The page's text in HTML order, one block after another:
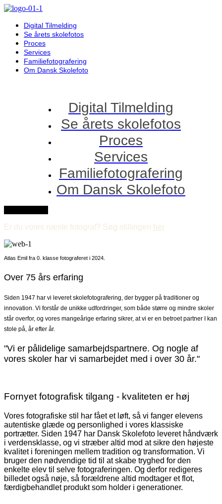
Digital Tilmelding
Se årets skolefotos
Proces
Services
Familiefotografering
Om Dansk Skolefoto
Digital Tilmelding
Se årets skolefotos
Proces
Services
Familiefotografering
Om Dansk Skolefoto
Er du vores næste fotograf? Søg stillingen her
Atlas Emil fra 0. klasse fotograferet i 2024.
Over 75 års erfaring
Siden 1947 har vi leveret skolefotografering, der bygger på traditioner og
innovation. Vi forstår de unikke udfordringer, som både større og mindre skoler
står overfor, og vores mangeårige erfaring sikrer, at vi er en betroet partner I kan
stole på, år efter år.
"Vi er pålidelige samarbejdspartnere. Og nogle af
vores skoler har vi samarbejdet med i over 30 år."
Fornyet fotografisk tilgang - kvaliteten er høj
Vores fotografiske stil har fået et løft, så vi fanger elevens
autentiske glæde og personlighed i vores klassiske
portrætter. Siden 1947 har Dansk Skolefoto leveret håndværk
i verdensklasse, og vi stræber altid mod at sikre den højeste
kvalitet i foreningen mellem tradition og transformation. Vi
bruger den nødvendige tid til at skabe tryghed for den
enkelte elev til selve fotograferingen. Og derfor redigeres
billedet også nøje, så forældrene altid modtager et flot,
færdigbehandlet produkt som holder i generationer.